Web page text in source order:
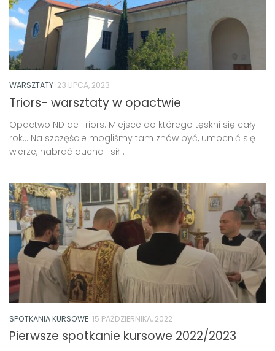
WARSZTATY 23 LIPCA, 2023
Triors- warsztaty w opactwie
Opactwo ND de Triors. Miejsce do którego tęskni się cały
rok… Na szczęście mogliśmy tam znów być, umocnić się
wierze, nabrać ducha i sił...
SPOTKANIA KURSOWE 15 PAŹDZIERNIKA, 2022
Pierwsze spotkanie kursowe 2022/2023